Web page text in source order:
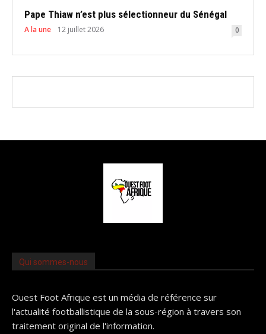
Pape Thiaw n’est plus sélectionneur du Sénégal
A la une 12 juillet 2026 0
Qui sommes-nous
Ouest Foot Afrique est un média de référence sur
l'actualité footballistique de la sous-région à travers son
traitement original de l'information.